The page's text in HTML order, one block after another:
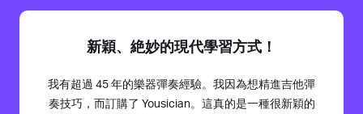
新穎、絶妙的現代學習方式！
我有超過 45 年的樂器彈奏經驗。我因為想精進吉他彈
奏技巧，而訂購了 Yousician。這真的是一種很新穎的